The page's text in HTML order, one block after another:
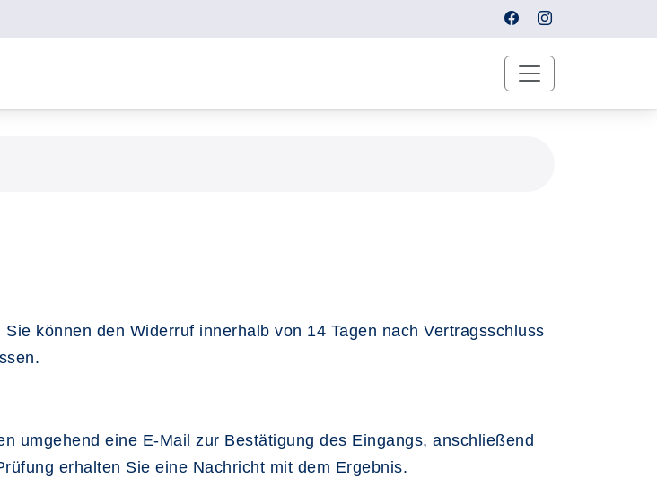
können den Widerruf innerhalb von 14 Tagen nach Vertragsschluss
umgehend eine E-Mail zur Bestätigung des Eingangs, anschließend
erhalten Sie eine Nachricht mit dem Ergebnis.